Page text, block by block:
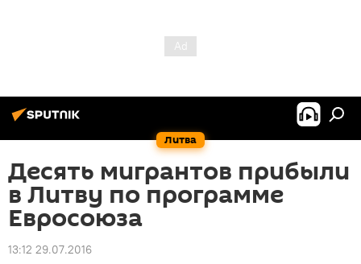
Литва
Десять мигрантов прибыли
в Литву по программе
Евросоюза
13:12 29.07.2016